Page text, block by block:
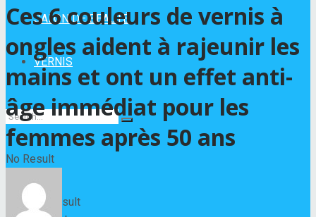
SALON DE BEAUTÉ
VERNIS
No Result
View All Result
Ces 6 couleurs de vernis à
ongles aident à rajeunir les
mains et ont un effet anti-
âge immédiat pour les
femmes après 50 ans